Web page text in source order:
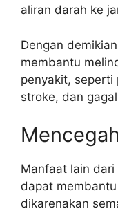
aliran darah ke
Dengan
membantu
penyakit, seperti
stroke, dan
Manfaat lain
dapat
dikarenakan